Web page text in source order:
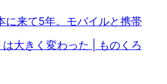
に来て5年。モバイルと携帯
大きく変わった | ものくろ